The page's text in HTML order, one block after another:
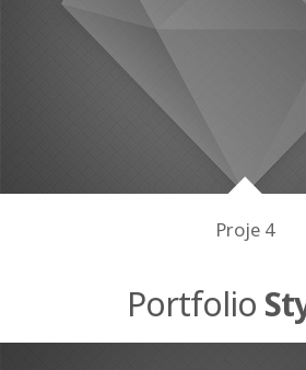
Proje 4
Portfolio